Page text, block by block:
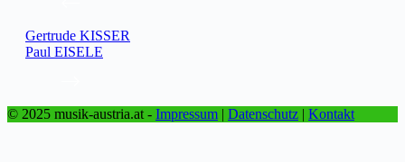
Gertrude KISSER
Paul EISELE
© 2025 musik-austria.at - Impressum | Datenschutz | Kontakt